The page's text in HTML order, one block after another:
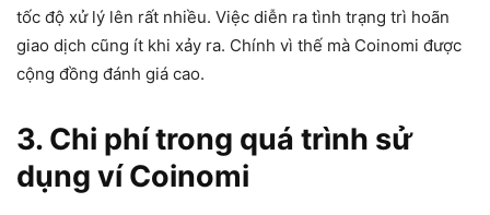
tốc độ xử lý lên rất nhiều. Việc diễn ra tình trạng trì hoãn
giao dịch cũng ít khi xảy ra. Chính vì thế mà Coinomi được
cộng đồng đánh giá cao.
3. Chi phí trong quá trình sử
dụng ví Coinomi